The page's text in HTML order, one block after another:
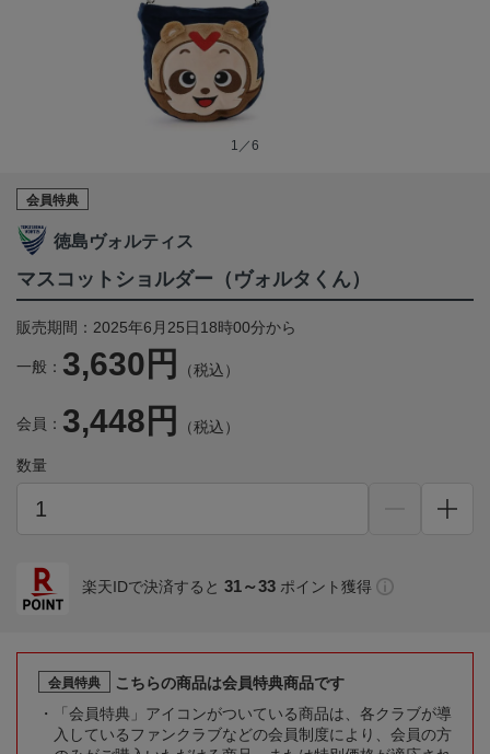
1／6
会員特典
徳島ヴォルティス
マスコットショルダー（ヴォルタくん）
販売期間：2025年6月25日18時00分から
一般： 3,630円 （税込）
会員： 3,448円 （税込）
数量
楽天IDで決済すると 31～33 ポイント獲得
会員特典
こちらの商品は会員特典商品です
「会員特典」アイコンがついている商品は、各クラブが導
入しているファンクラブなどの会員制度により、会員の方